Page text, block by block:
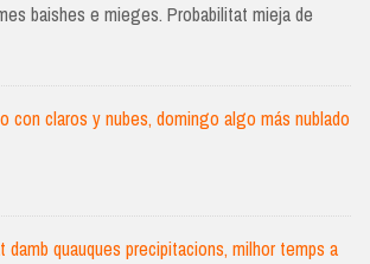
baishes e mieges. Probabilitat mieja de
con claros y nubes, domingo algo más nublado
damb quauques precipitacions, milhor temps a